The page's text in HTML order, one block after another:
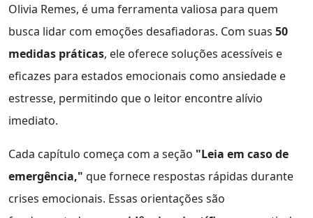
Olivia Remes, é uma ferramenta valiosa para quem
busca lidar com emoções desafiadoras. Com suas 50
medidas práticas, ele oferece soluções acessíveis e
eficazes para estados emocionais como ansiedade e
estresse, permitindo que o leitor encontre alívio
imediato.
Cada capítulo começa com a seção "Leia em caso de
emergência," que fornece respostas rápidas durante
crises emocionais. Essas orientações são